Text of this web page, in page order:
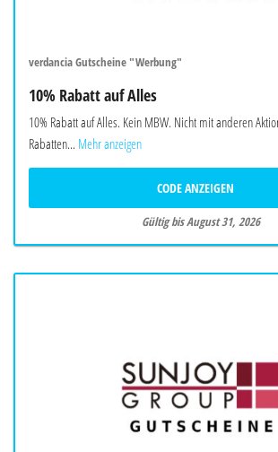
verdancia Gutscheine "Werbung"
10% Rabatt auf Alles
10% Rabatt auf Alles. Kein MBW. Nicht mit anderen
Rabatten... Mehr anzeigen
CODE ANZEIGEN
Gültig bis August 31, 2026